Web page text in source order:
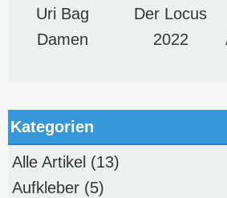
Uri Bag
Damen
Der Locus
2022
Kategorien
Alle Artikel (13)
Aufkleber (5)